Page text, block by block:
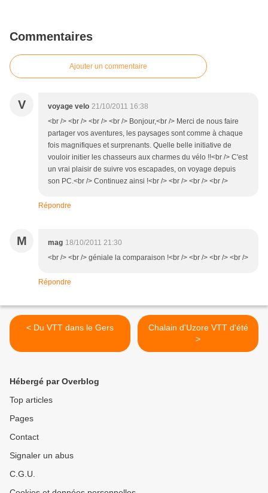
Commentaires
Ajouter un commentaire
V voyage velo 21/10/2011 16:38
<br /> <br /> <br /> <br /> Bonjour,<br /> Merci de nous faire
partager vos aventures, les paysages sont comme à chaque
fois magnifiques et surprenants. Quelle belle initiative de
vouloir initier les chasseurs aux charmes du vélo !!<br /> C'est
un vrai plaisir de suivre vos escapades, on voyage depuis
son PC.<br /> Continuez ainsi !<br /> <br /> <br /> <br />
Répondre
M mag 18/10/2011 21:30
<br /> <br /> géniale la comparaison !<br /> <br /> <br /> <br />
Répondre
< Du VTT dans le Gers
Chalain d'Uzore VTT d'été
>
Hébergé par Overblog
Top articles
Pages
Contact
Signaler un abus
C.G.U.